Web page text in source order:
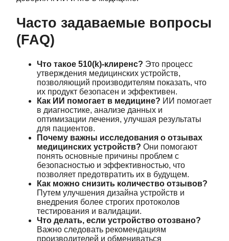
Часто задаваемые вопросы
(FAQ)
Что такое 510(k)-клиренс? Это процесс
утверждения медицинских устройств,
позволяющий производителям показать, что
их продукт безопасен и эффективен.
Как ИИ помогает в медицине? ИИ помогает
в диагностике, анализе данных и
оптимизации лечения, улучшая результаты
для пациентов.
Почему важны исследования о отзывах
медицинских устройств? Они помогают
понять основные причины проблем с
безопасностью и эффективностью, что
позволяет предотвратить их в будущем.
Как можно снизить количество отзывов?
Путем улучшения дизайна устройств и
внедрения более строгих протоколов
тестирования и валидации.
Что делать, если устройство отозвано?
Важно следовать рекомендациям
производителей и обмениваться